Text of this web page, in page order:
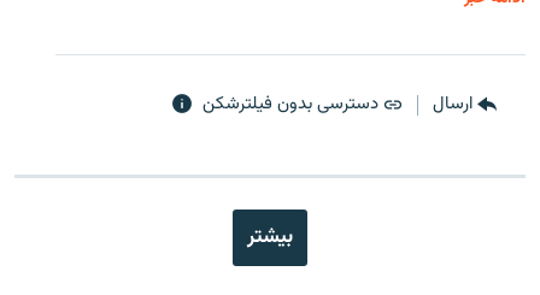
ارسال دسترسی بدون فیلترشکن
بیشتر